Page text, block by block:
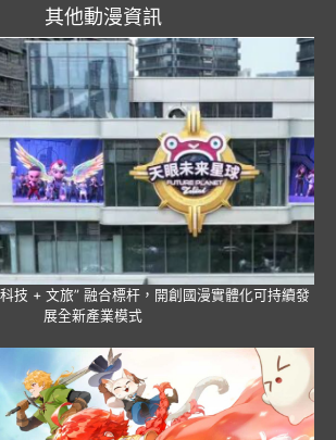
其他動漫資訊
技 + 文旅” 融合標杆，開創國漫實體化可持續發
展全新產業模式